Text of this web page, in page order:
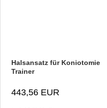
Halsansatz für Koniotomie
Trainer
443,56 EUR